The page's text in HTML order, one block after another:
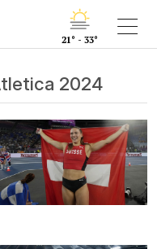
21° - 33°
2024